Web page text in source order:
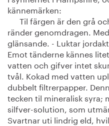
kännemärken:
Til färgen är den grå
ränder genomdragen.
glänsande. - Luktar
Emot tänderne kännes
vatten och gifver intet
tvål. Kokad med vatten
dubbelt filtrerpapper.
tecken til mineralisk syra;
silfver-solution, som
Svartnar uti lindrig eld,